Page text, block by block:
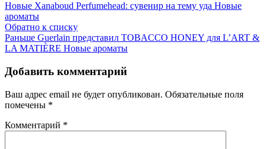
Новые Xanaboud Perfumehead: сувенир на тему уда Новые
ароматы
Обратно к списку
Раньше Guerlain представил TOBACCO HONEY для L’ART &
LA MATIÈRE Новые ароматы
Добавить комментарий
Ваш адрес email не будет опубликован. Обязательные поля
помечены *
Комментарий *